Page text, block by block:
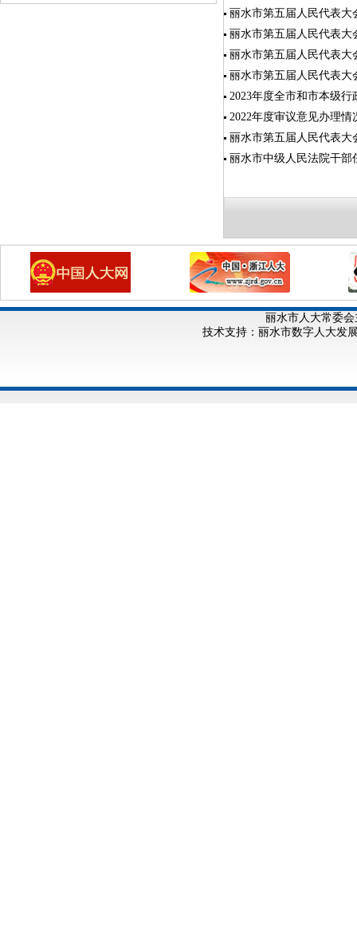
丽水市第五届人民代表
丽水市第五届人民代表
丽水市第五届人民代表
丽水市第五届人民代表
2023年度全市和市本级
2022年度审议意见办理情
丽水市第五届人民代表大
丽水市中级人民法院干部
丽水市人大常委会
技术支持：丽水市数字人大发